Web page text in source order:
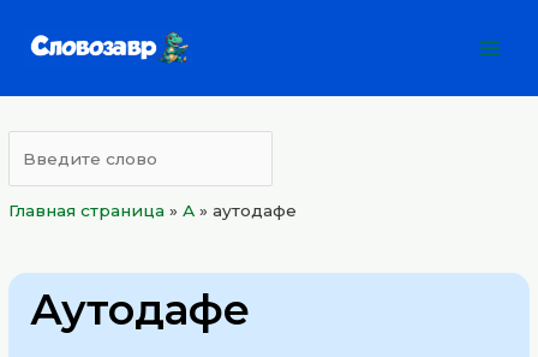
Главная страница »А »аутодафе
Аутодафе